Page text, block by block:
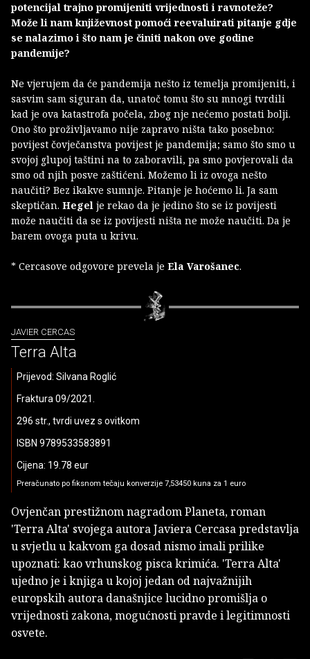
potencijal trajno promijeniti vrijednosti i ravnoteže?
Može li nam književnost pomoći reevaluirati pitanje gdje
se nalazimo i što nam je činiti nakon ove godine
pandemije?
Ne vjerujem da će pandemija nešto iz temelja promijeniti, i
sasvim sam siguran da, unatoč tomu što su mnogi tvrdili
kad je ova katastrofa počela, zbog nje nećemo postati bolji.
Ono što proživljavamo nije zapravo ništa tako posebno:
povijest čovječanstva povijest je pandemija; samo što smo u
svojoj glupoj taštini na to zaboravili, pa smo povjerovali da
smo od njih posve zaštićeni. Možemo li iz ovoga nešto
naučiti? Bez ikakve sumnje. Pitanje je hoćemo li. Ja sam
skeptičan. Hegel je rekao da je jedino što se iz povijesti
može naučiti da se iz povijesti ništa ne može naučiti. Da je
barem ovoga puta u krivu.
* Cercasove odgovore prevela je Ela Varošanec.
JAVIER CERCAS
Terra Alta
Prijevod: Silvana Roglić
Fraktura 09/2021.
296 str., tvrdi uvez s ovitkom
ISBN 9789533583891
Cijena: 19.78 eur
Preračunato po fiksnom tečaju konverzije 7,53450 kuna za 1 euro
Ovjenčan prestižnom nagradom Planeta, roman
'Terra Alta' svojega autora Javiera Cercasa predstavlja
u svjetlu u kakvom ga dosad nismo imali prilike
upoznati: kao vrhunskog pisca krimića. 'Terra Alta'
ujedno je i knjiga u kojoj jedan od najvažnijih
europskih autora današnjice lucidno promišlja o
vrijednosti zakona, mogućnosti pravde i legitimnosti
osvete.